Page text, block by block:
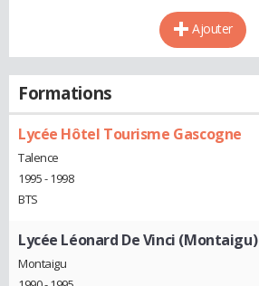
Ajouter
Formations
Lycée Hôtel Tourisme Gascogne
Talence
1995 - 1998
BTS
Lycée Léonard De Vinci (Montaigu)
Montaigu